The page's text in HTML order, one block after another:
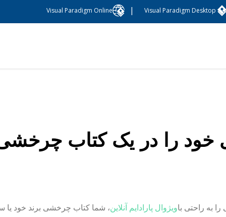
Visual Paradigm Desktop
|
Visual Paradigm Online
خود را در یک کتاب
به راحتی باویژوال پارادایم آنلاین، شما کتاب چرخشی برند خود یا